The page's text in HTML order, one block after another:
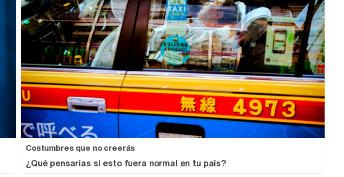
Costumbres que no creerás
¿Qué pensarías si esto fuera normal en tu país?